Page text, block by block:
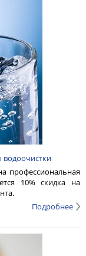
водоочистки
профессиональная
10% скидка на
Подробнее